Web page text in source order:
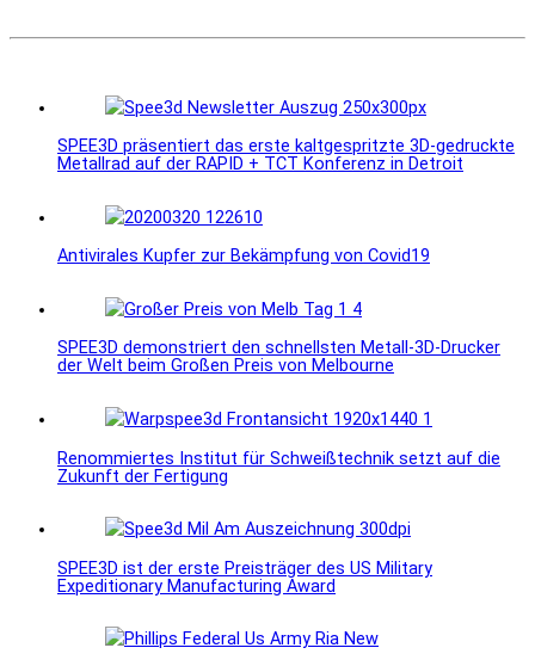
SPEE3D präsentiert das erste kaltgespritzte 3D-gedruckte
Metallrad auf der RAPID + TCT Konferenz in Detroit
Antivirales Kupfer zur Bekämpfung von Covid19
SPEE3D demonstriert den schnellsten Metall-3D-Drucker
der Welt beim Großen Preis von Melbourne
Renommiertes Institut für Schweißtechnik setzt auf die
Zukunft der Fertigung
SPEE3D ist der erste Preisträger des US Military
Expeditionary Manufacturing Award